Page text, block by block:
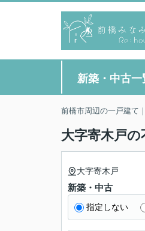
新築・中古一
前橋市周辺の一戸建て
大字寄木戸の
大字寄木戸
新築・中古
指定しない